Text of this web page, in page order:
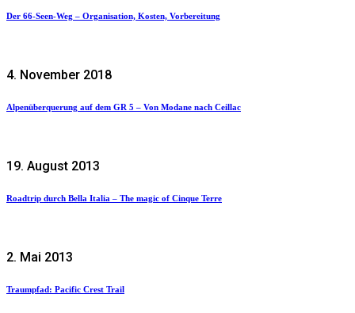
Der 66-Seen-Weg – Organisation, Kosten, Vorbereitung
4. November 2018
Alpenüberquerung auf dem GR 5 – Von Modane nach Ceillac
19. August 2013
Roadtrip durch Bella Italia – The magic of Cinque Terre
2. Mai 2013
Traumpfad: Pacific Crest Trail